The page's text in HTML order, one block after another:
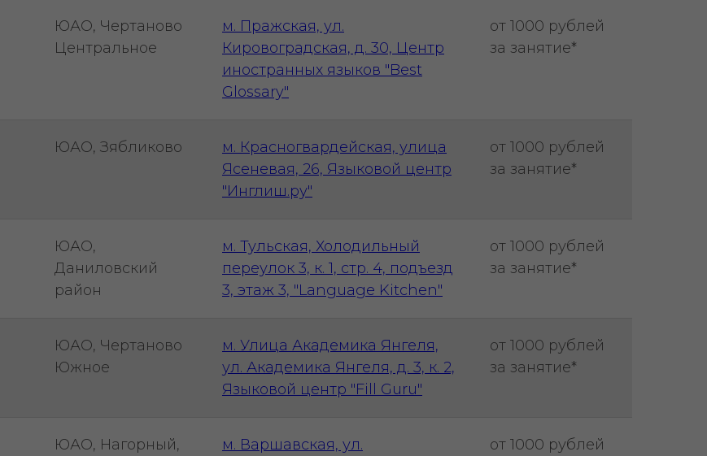
ЮАО, Чертаново
Центральное
м. Пражская, ул.
Кировоградская, д. 30, Центр
иностранных языков "Best
Glossary"
от 1000 рублей
за занятие*
ЮАО, Зябликово
м. Красногвардейская, улица
Ясеневая, 26, Языковой центр
"Инглиш.ру"
от 1000 рублей
за занятие*
ЮАО,
Даниловский
район
м. Тульская, Холодильный
переулок 3, к. 1, стр. 4, подъезд
3, этаж 3, "Language Kitchen"
от 1000 рублей
за занятие*
ЮАО, Чертаново
Южное
м. Улица Академика Янгеля,
ул. Академика Янгеля, д. 3, к. 2,
Языковой центр "Fill Guru"
от 1000 рублей
за занятие*
ЮАО, Нагорный,
м. Варшавская, ул.
от 1000 рублей